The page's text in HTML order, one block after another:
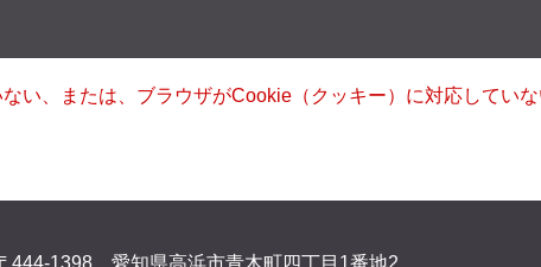
い、または、ブラウザがCookie（クッキー）に対応してい
444-1398 愛知県高浜市青木町四丁目1番地2